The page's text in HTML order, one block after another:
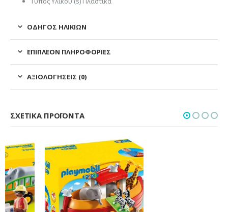
ΟΔΗΓΌΣ ΗΛΙΚΙΏΝ
ΕΠΙΠΛΈΟΝ ΠΛΗΡΟΦΟΡΊΕΣ
ΑΞΙΟΛΟΓΉΣΕΙΣ (0)
ΣΧΕΤΙΚΆ ΠΡΟΪΌΝΤΑ